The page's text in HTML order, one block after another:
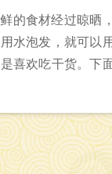
的食材经过晾晒
水泡发，就可以
喜欢吃干货。下